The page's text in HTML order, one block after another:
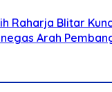
Raharja Blitar
Arah